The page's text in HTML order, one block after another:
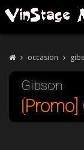
occasion
Gibson
[Promo]